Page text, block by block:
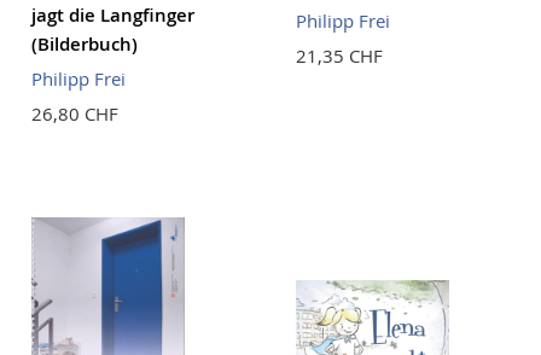
jagt die Langfinger
(Bilderbuch)
Philipp Frei
26,80 CHF
Philipp Frei
21,35 CHF